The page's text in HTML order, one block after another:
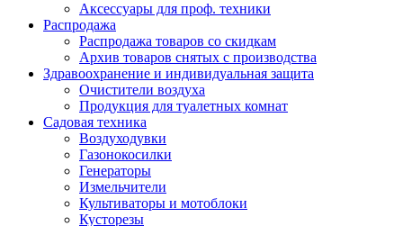
Аксессуары для проф. техники
Распродажа
Распродажа товаров со скидкам
Архив товаров снятых с производства
Здравоохранение и индивидуальная защита
Очистители воздуха
Продукция для туалетных комнат
Садовая техника
Воздуходувки
Газонокосилки
Генераторы
Измельчители
Культиваторы и мотоблоки
Кусторезы